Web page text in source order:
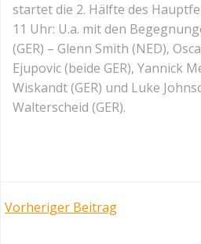
startet die 2. Hälfte des
11 Uhr: U.a. mit den
(GER) – Glenn Smith (NED),
Ejupovic (beide GER), Yannick
Wiskandt (GER) und Luke
Walterscheid (GER).
Post
Vorheriger Beitrag